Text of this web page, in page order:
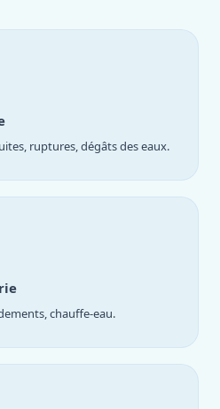
ruptures, dégâts des eaux.
chauffe-eau.